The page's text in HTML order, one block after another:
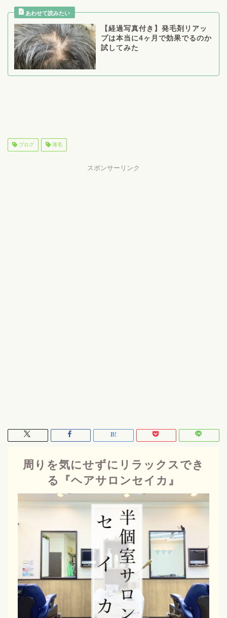
【経過写真付き】発毛剤リアッ
プは本当に4ヶ月で効果でるのか
試してみた
ブログ 薄毛
スポンサーリンク
周りを気にせずにリラックスでき
る『ヘアサロンセイカ』